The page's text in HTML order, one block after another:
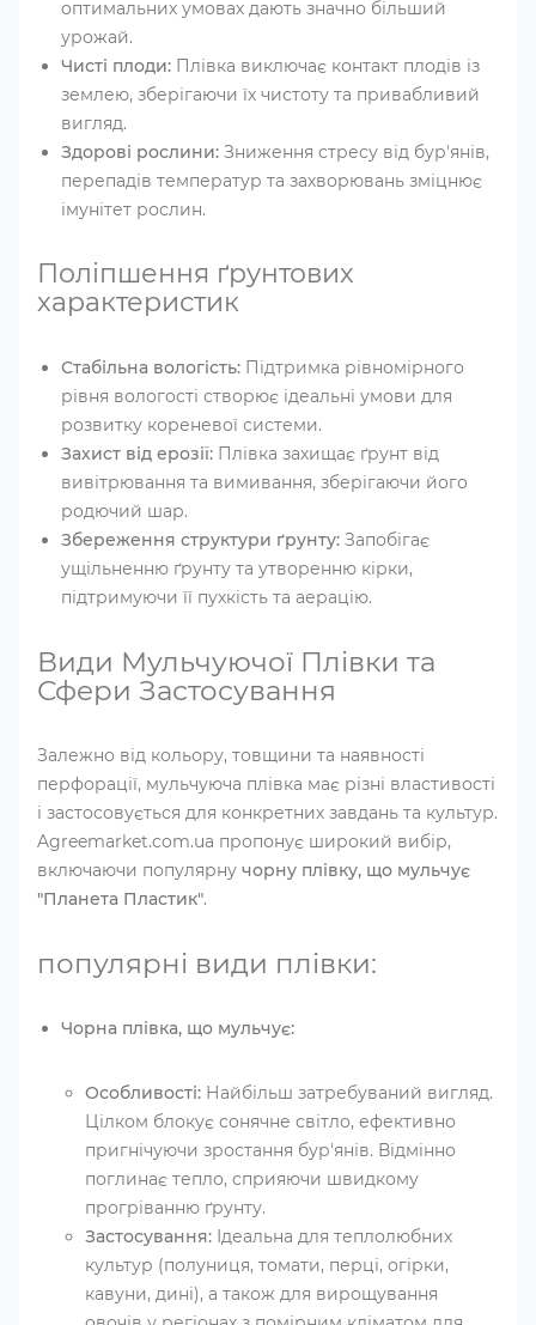
оптимальних умовах дають значно більший
урожай.
Чисті плоди: Плівка виключає контакт плодів із
землею, зберігаючи їх чистоту та привабливий
вигляд.
Здорові рослини: Зниження стресу від бур'янів,
перепадів температур та захворювань зміцнює
імунітет рослин.
Поліпшення ґрунтових
характеристик
Стабільна вологість: Підтримка рівномірного
рівня вологості створює ідеальні умови для
розвитку кореневої системи.
Захист від ерозії: Плівка захищає ґрунт від
вивітрювання та вимивання, зберігаючи його
родючий шар.
Збереження структури ґрунту: Запобігає
ущільненню ґрунту та утворенню кірки,
підтримуючи її пухкість та аерацію.
Види Мульчуючої Плівки та
Сфери Застосування
Залежно від кольору, товщини та наявності
перфорації, мульчуюча плівка має різні властивості
і застосовується для конкретних завдань та культур.
Agreemarket.com.ua пропонує широкий вибір,
включаючи популярну чорну плівку, що мульчує
"Планета Пластик".
популярні види плівки:
Чорна плівка, що мульчує:
Особливості: Найбільш затребуваний вигляд.
Цілком блокує сонячне світло, ефективно
пригнічуючи зростання бур'янів. Відмінно
поглинає тепло, сприяючи швидкому
прогріванню ґрунту.
Застосування: Ідеальна для теплолюбних
культур (полуниця, томати, перці, огірки,
кавуни, дині), а також для вирощування